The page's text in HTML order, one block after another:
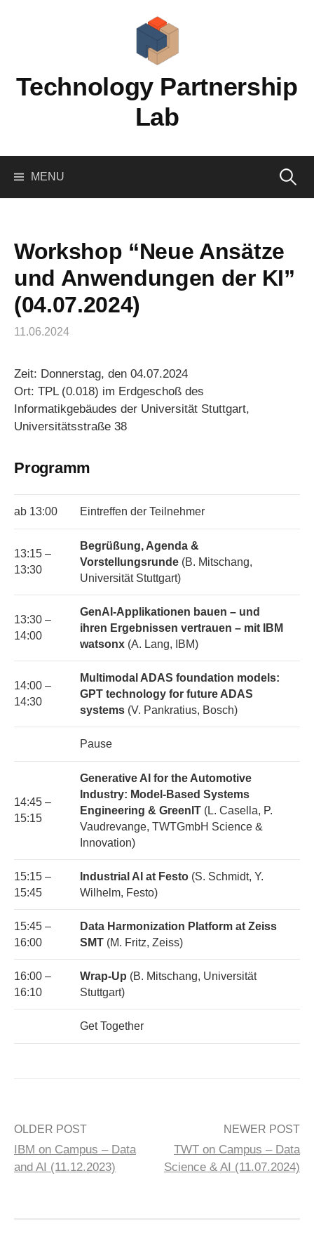
Technology Partnership
Lab
MENU Search
Workshop “Neue Ansätze
und Anwendungen der KI”
(04.07.2024)
11.06.2024
Zeit: Donnerstag, den 04.07.2024
Ort: TPL (0.018) im Erdgeschoß des
Informatikgebäudes der Universität Stuttgart,
Universitätsstraße 38
Programm
ab 13:00 Eintreffen der Teilnehmer
13:15 –
13:30
Begrüßung, Agenda &
Vorstellungsrunde (B. Mitschang,
Universität Stuttgart)
13:30 –
14:00
GenAI-Applikationen bauen – und
ihren Ergebnissen vertrauen – mit IBM
watsonx (A. Lang, IBM)
14:00 –
14:30
Multimodal ADAS foundation models:
GPT technology for future ADAS
systems (V. Pankratius, Bosch)
Pause
14:45 –
15:15
Generative AI for the Automotive
Industry: Model-Based Systems
Engineering & GreenIT (L. Casella, P.
Vaudrevange, TWTGmbH Science &
Innovation)
15:15 –
15:45
Industrial AI at Festo (S. Schmidt, Y.
Wilhelm, Festo)
15:45 –
16:00
Data Harmonization Platform at Zeiss
SMT (M. Fritz, Zeiss)
16:00 –
16:10
Wrap-Up (B. Mitschang, Universität
Stuttgart)
Get Together
Post
navigation
OLDER POST
IBM on Campus – Data
and AI (11.12.2023)
NEWER POST
TWT on Campus – Data
Science & AI (11.07.2024)